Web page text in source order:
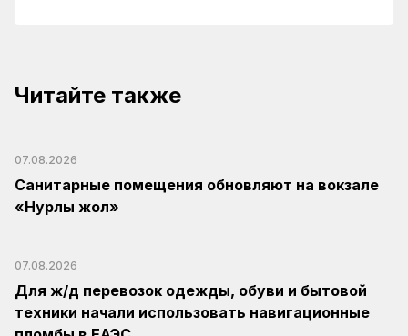
Читайте также
07.08.2026
Санитарные помещения обновляют на вокзале
«Нурлы жол»
07.08.2026
Для ж/д перевозок одежды, обуви и бытовой
техники начали использовать навигационные